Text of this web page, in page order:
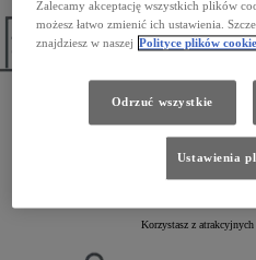
Korzystasz z
Zalecamy akceptację wszystkich plików
możesz łatwo zmienić ich ustawienia.
znajdziesz w naszej Polityce plików
Odrzuć wszystkie
Ustawienia